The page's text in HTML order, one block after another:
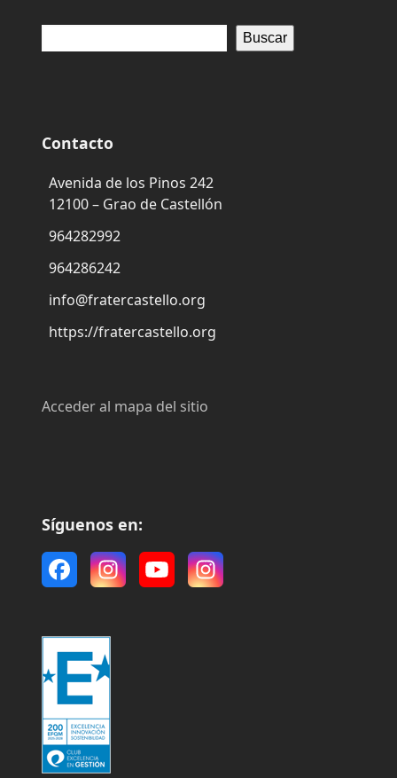
Buscar
Contacto
Avenida de los Pinos 242
12100 – Grao de Castellón
964282992
964286242
info@fratercastello.org
https://fratercastello.org
Acceder al mapa del sitio
Síguenos en:
FacebookInstagram
YouTubeInstagram